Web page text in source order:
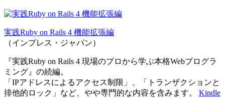
実践Ruby on Rails 4 機能拡張編
（インプレス・ジャパン）
『実践Ruby on Rails 4 現場のプロから学ぶ本格Webプログラ
ミング』の続編。
「IPアドレスによるアクセス制限」、「トランザクションと
排他的ロック」など、やや専門的な内容を含みます。 Kindle